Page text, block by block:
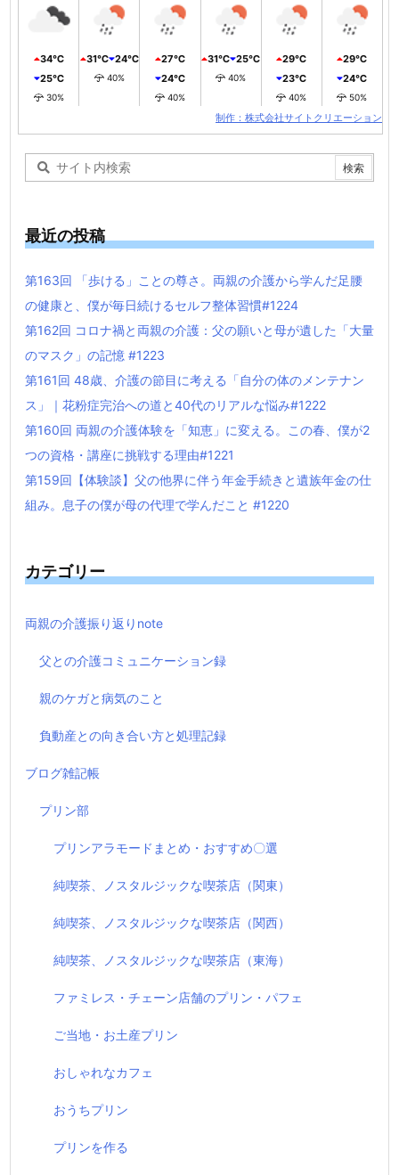
34℃
25℃
30%
31℃ 24℃
40%
27℃
24℃
40%
31℃ 25℃
40%
29℃
23℃
40%
29℃
24℃
50%
制作：株式会社サイトクリエーション
最近の投稿
第163回 「歩ける」ことの尊さ。両親の介護から学んだ足腰
の健康と、僕が毎日続けるセルフ整体習慣#1224
第162回 コロナ禍と両親の介護：父の願いと母が遺した「大量
のマスク」の記憶 #1223
第161回 48歳、介護の節目に考える「自分の体のメンテナン
ス」｜花粉症完治への道と40代のリアルな悩み#1222
第160回 両親の介護体験を「知恵」に変える。この春、僕が2
つの資格・講座に挑戦する理由#1221
第159回【体験談】父の他界に伴う年金手続きと遺族年金の仕
組み。息子の僕が母の代理で学んだこと #1220
カテゴリー
両親の介護振り返りnote
父との介護コミュニケーション録
親のケガと病気のこと
負動産との向き合い方と処理記録
ブログ雑記帳
プリン部
プリンアラモードまとめ・おすすめ〇選
純喫茶、ノスタルジックな喫茶店（関東）
純喫茶、ノスタルジックな喫茶店（関西）
純喫茶、ノスタルジックな喫茶店（東海）
ファミレス・チェーン店舗のプリン・パフェ
ご当地・お土産プリン
おしゃれなカフェ
おうちプリン
プリンを作る